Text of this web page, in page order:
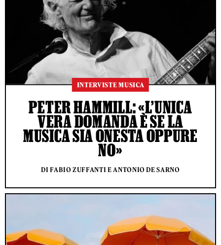
INTERVISTE MUSICA
PETER HAMMILL: «L’UNICA
VERA DOMANDA È SE LA
MUSICA SIA ONESTA OPPURE
NO»
DI FABIO ZUFFANTI E ANTONIO DE SARNO